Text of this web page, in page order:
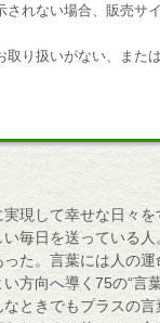
れない場合、販売サ
り扱いがない、また
現して幸せな日々を
毎日を送っている
た。言葉には人の
方向へ導く75の“言
ときでもプラスの